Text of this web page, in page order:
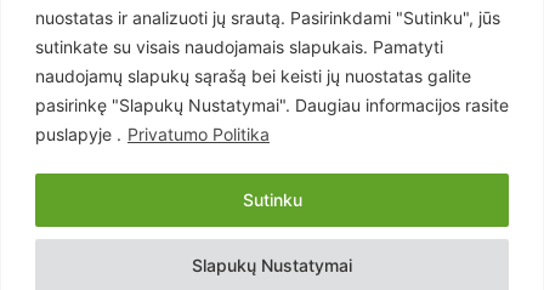
nuostatas ir analizuoti jų srautą. Pasirinkdami "Sutinku", jūs
sutinkate su visais naudojamais slapukais. Pamatyti
naudojamų slapukų sąrašą bei keisti jų nuostatas galite
pasirinkę "Slapukų Nustatymai". Daugiau informacijos rasite
puslapyje . Privatumo Politika
Slapukų Nustatymai
Sutinku
Lietuva
619
Pasaulis
Статьи на русском
Articles in english
Copyright © 2026 UAB „Goruva“. Visos teisės saugomos.